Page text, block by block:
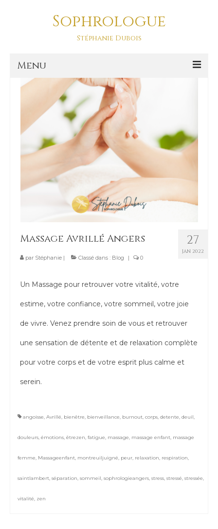
Sophrologue
Stéphanie Dubois
Menu
Prestations
SOPHRO DANSE-ASD
Sophro Balade La Baule
La sophrologie
La sophrologie, c’est quoi ?
27
JAN 2022
Massage Avrillé Angers
par Stéphanie | Classé dans : Blog | 0
Un Massage pour retrouver votre vitalité, votre
estime, votre confiance, votre sommeil, votre joie
de vivre. Venez prendre soin de vous et retrouver
une sensation de détente et de relaxation complète
pour votre corps et de votre esprit plus calme et
serein.
angoisse, Avrillé, bienêtre, bienveillance, burnout, corps, detente, deuil,
douleurs, émotions, êtrezen, fatigue, massage, massage enfant, massage
femme, Massageenfant, montreuiljuigné, peur, relaxation, respiration,
saintlambert, séparation, sommeil, sophrologieangers, stress, stressé, stressée,
vitalité, zen